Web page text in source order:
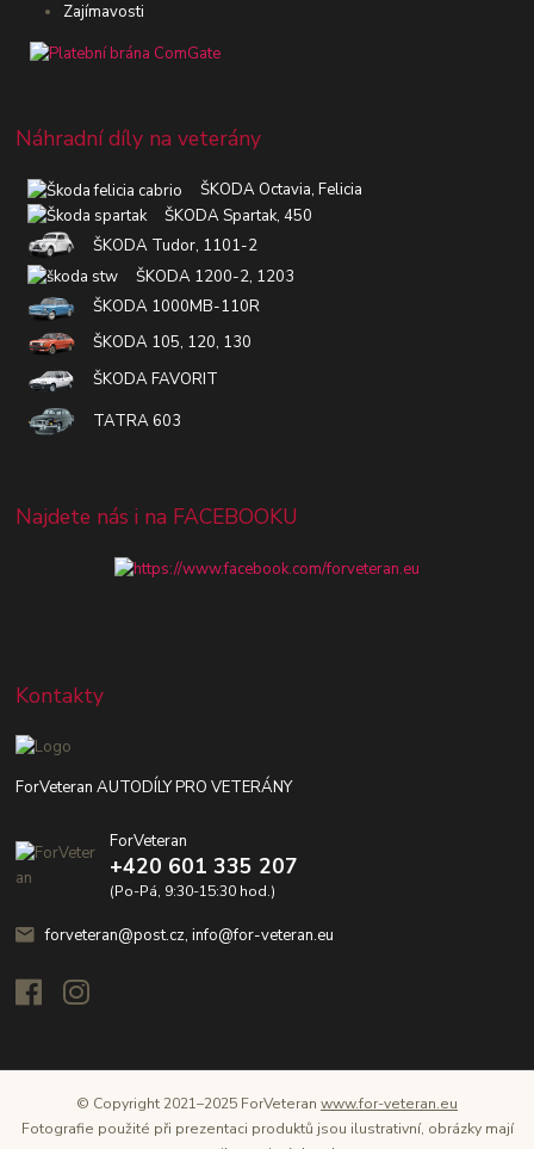
Zajímavosti
Náhradní díly na veterány
ŠKODA Octavia, Felicia
ŠKODA Spartak, 450
ŠKODA Tudor, 1101-2
ŠKODA 1200-2, 1203
ŠKODA 1000MB-110R
ŠKODA 105, 120, 130
ŠKODA FAVORIT
TATRA 603
Najdete nás i na FACEBOOKU
Kontakty
ForVeteran AUTODÍLY PRO VETERÁNY
ForVeteran
+420 601 335 207
(Po-Pá, 9:30-15:30 hod.)
forveteran@post.cz, info@for-veteran.eu
© Copyright 2021–2025 ForVeteran www.for-veteran.eu
Fotografie použité při prezentaci produktů jsou ilustrativní, obrázky mají